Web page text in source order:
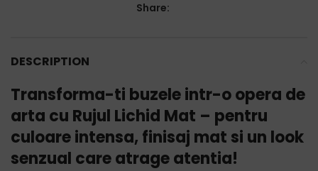
Share:
DESCRIPTION
Transforma-ti buzele intr-o opera de
arta cu Rujul Lichid Mat – pentru
culoare intensa, finisaj mat si un look
senzual care atrage atentia!